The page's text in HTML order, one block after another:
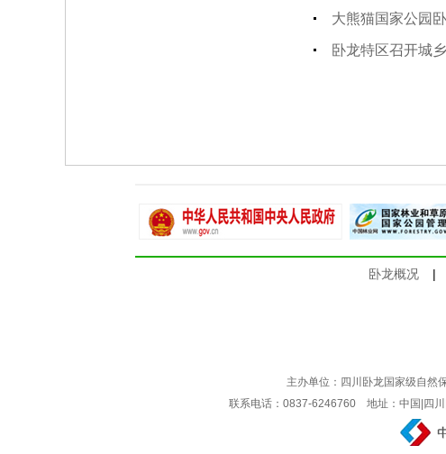
大熊猫国家公园
卧龙特区召开城
卧龙概况 |
主办单位：四川卧龙国家级自
联系电话：0837-6246760 地址：中国|四